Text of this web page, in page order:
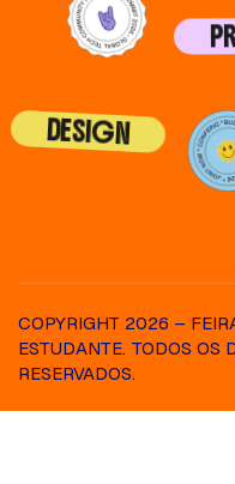
DESIGN
COPYRIGHT 2026 –
ESTUDANTE. TODOS OS
RESERVADOS.